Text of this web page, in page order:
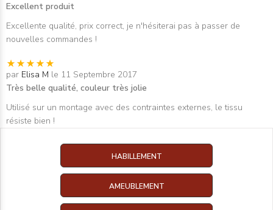
Excellent produit
Excellente qualité, prix correct, je n'hésiterai pas à passer de
nouvelles commandes !
par Elisa M le 11 Septembre 2017
Très belle qualité, couleur très jolie
Utilisé sur un montage avec des contraintes externes, le tissu
résiste bien !
HABILLEMENT
AMEUBLEMENT